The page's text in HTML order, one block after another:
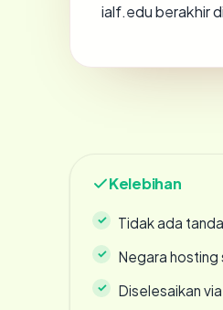
ialf.edu berakhir di
Kelebihan
Tidak ada
Negara hosting
Diselesaikan